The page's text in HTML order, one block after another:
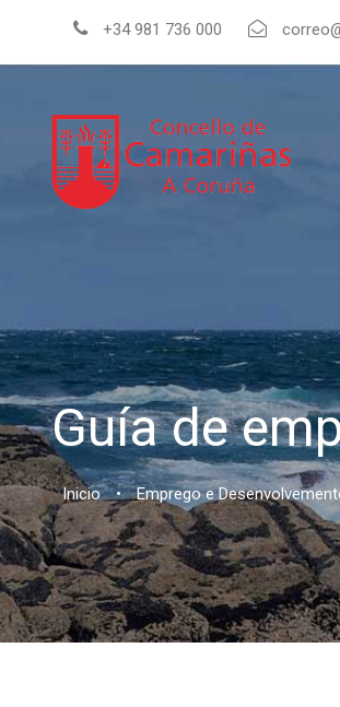
+34 981 736 000
Guía de
Inicio • Emprego e